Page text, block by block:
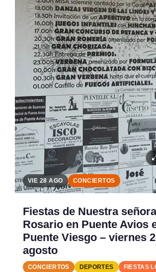
VIE 28 AGO CONCIERTOS
Fiestas de Nuestra
Rosario en Puente Avios
Puente Viesgo – viernes
agosto
CONCIERTOS DEPORTES
FIESTAS